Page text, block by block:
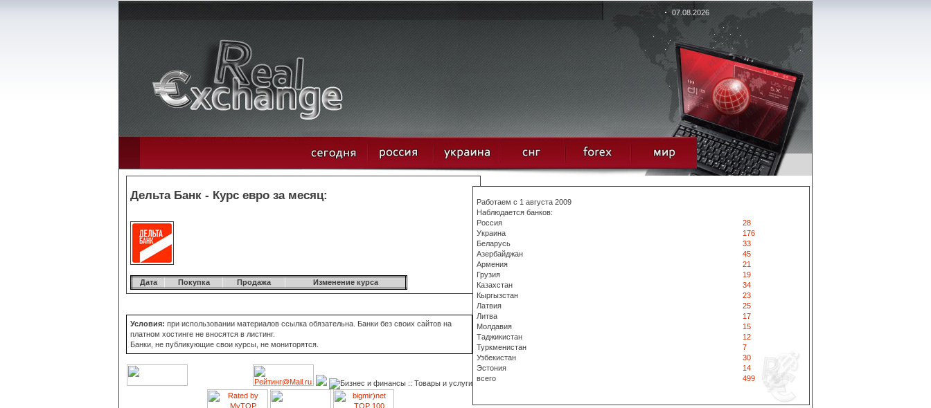
07.08.2026
Дельта Банк - Курс евро за месяц:
Дата Покупка Продажа Изменение курса
Условия: при использовании материалов ссылка обязательна. Банки без своих сайтов на
платном хостинге не вносятся в листинг.
Банки, не публикующие свои курсы, не мониторятся.
Работаем с 1 августа 2009
Наблюдается банков:
Россия
28
Украина
176
Беларусь
33
Азербайджан
45
Армения
21
Грузия
19
Казахстан
34
Кыргызстан
23
Латвия
25
Литва
17
Молдавия
15
Таджикистан
12
Туркменистан
7
Узбекистан
30
Эстония
14
всего
499